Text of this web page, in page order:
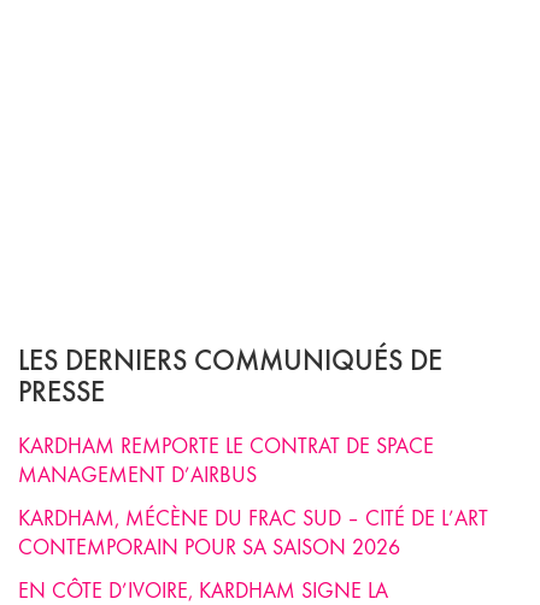
LES DERNIERS COMMUNIQUÉS DE
PRESSE
KARDHAM REMPORTE LE CONTRAT DE SPACE
MANAGEMENT D’AIRBUS
KARDHAM, MÉCÈNE DU FRAC SUD – CITÉ DE L’ART
CONTEMPORAIN POUR SA SAISON 2026
EN CÔTE D’IVOIRE, KARDHAM SIGNE LA